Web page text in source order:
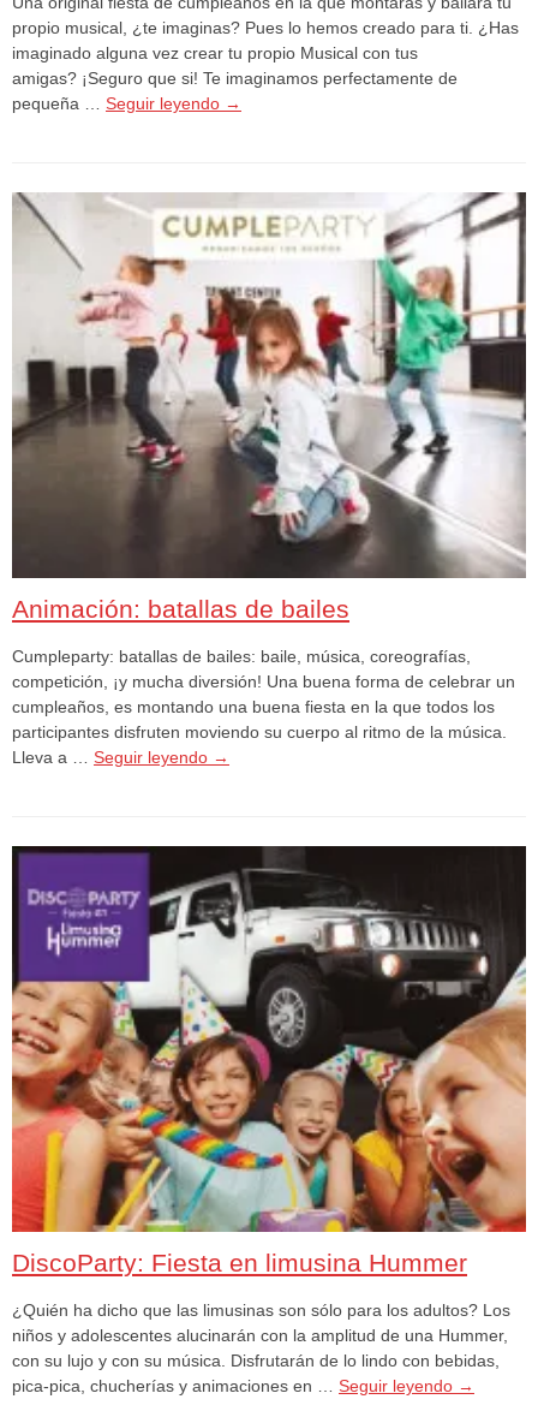
propio musical, ¿te imaginas? Pues lo hemos creado para ti. ¿Has
imaginado alguna vez crear tu propio Musical con tus
amigas? ¡Seguro que si! Te imaginamos perfectamente de
pequeña … Seguir leyendo →
Animación: batallas de bailes
Cumpleparty: batallas de bailes: baile, música, coreografías,
competición, ¡y mucha diversión! Una buena forma de celebrar un
cumpleaños, es montando una buena fiesta en la que todos los
participantes disfruten moviendo su cuerpo al ritmo de la música.
Lleva a … Seguir leyendo →
DiscoParty: Fiesta en limusina Hummer
¿Quién ha dicho que las limusinas son sólo para los adultos? Los
niños y adolescentes alucinarán con la amplitud de una Hummer,
con su lujo y con su música. Disfrutarán de lo lindo con bebidas,
pica-pica, chucherías y animaciones en … Seguir leyendo →